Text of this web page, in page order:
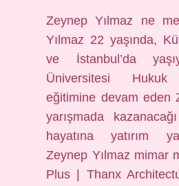
Zeynep Yılmaz ne
Yılmaz 22 yaşında,
ve İstanbul’da
Üniversitesi Hukuk
eğitimine devam eden
yarışmada
hayatına yatırım
Zeynep Yılmaz mimar
Plus | Thanx